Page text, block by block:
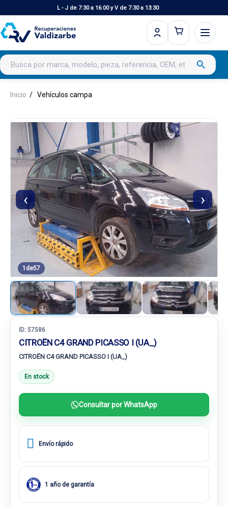
L - J de 7:30 a 16:00 y V de 7:30 a 13:30
Buscar productos search
Inicio Vehículos campa
‹ ›
1 de57
ID: 57586
CITROËN C4 GRAND PICASSO I (UA_)
CITROËN C4 GRAND PICASSO I (UA_)
En stock
Consultar por WhatsApp
Envío rápido
1 año de garantía